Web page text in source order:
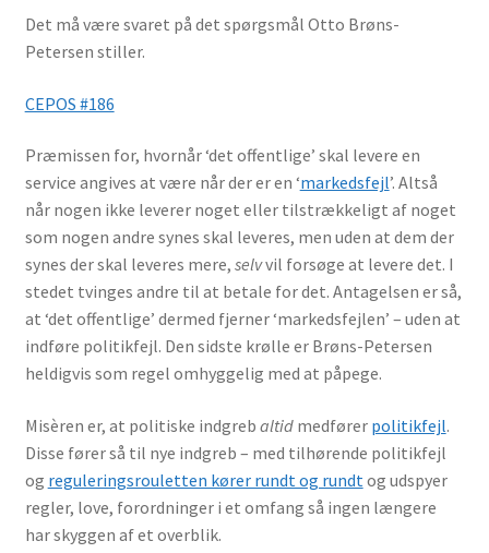
Det må være svaret på det spørgsmål Otto Brøns-
Petersen stiller.
CEPOS #186
Præmissen for, hvornår ‘det offentlige’ skal levere en
service angives at være når der er en ‘markedsfejl’. Altså
når nogen ikke leverer noget eller tilstrækkeligt af noget
som nogen andre synes skal leveres, men uden at dem der
synes der skal leveres mere, selvvil forsøge at levere det. I
stedet tvinges andre til at betale for det. Antagelsen er så,
at ‘det offentlige’ dermed fjerner ‘markedsfejlen’ – uden at
indføre politikfejl. Den sidste krølle er Brøns-Petersen
heldigvis som regel omhyggelig med at påpege.
Misèren er, at politiske indgreb altidmedfører politikfejl.
Disse fører så til nye indgreb – med tilhørende politikfejl
og reguleringsrouletten kører rundt og rundt og udspyer
regler, love, forordninger i et omfang så ingen længere
har skyggen af et overblik.